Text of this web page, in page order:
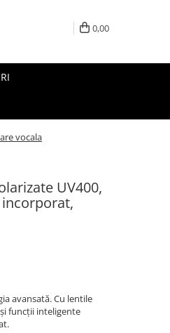
0,00
vocala
UV400,
avansată. Cu lentile
funcții inteligente